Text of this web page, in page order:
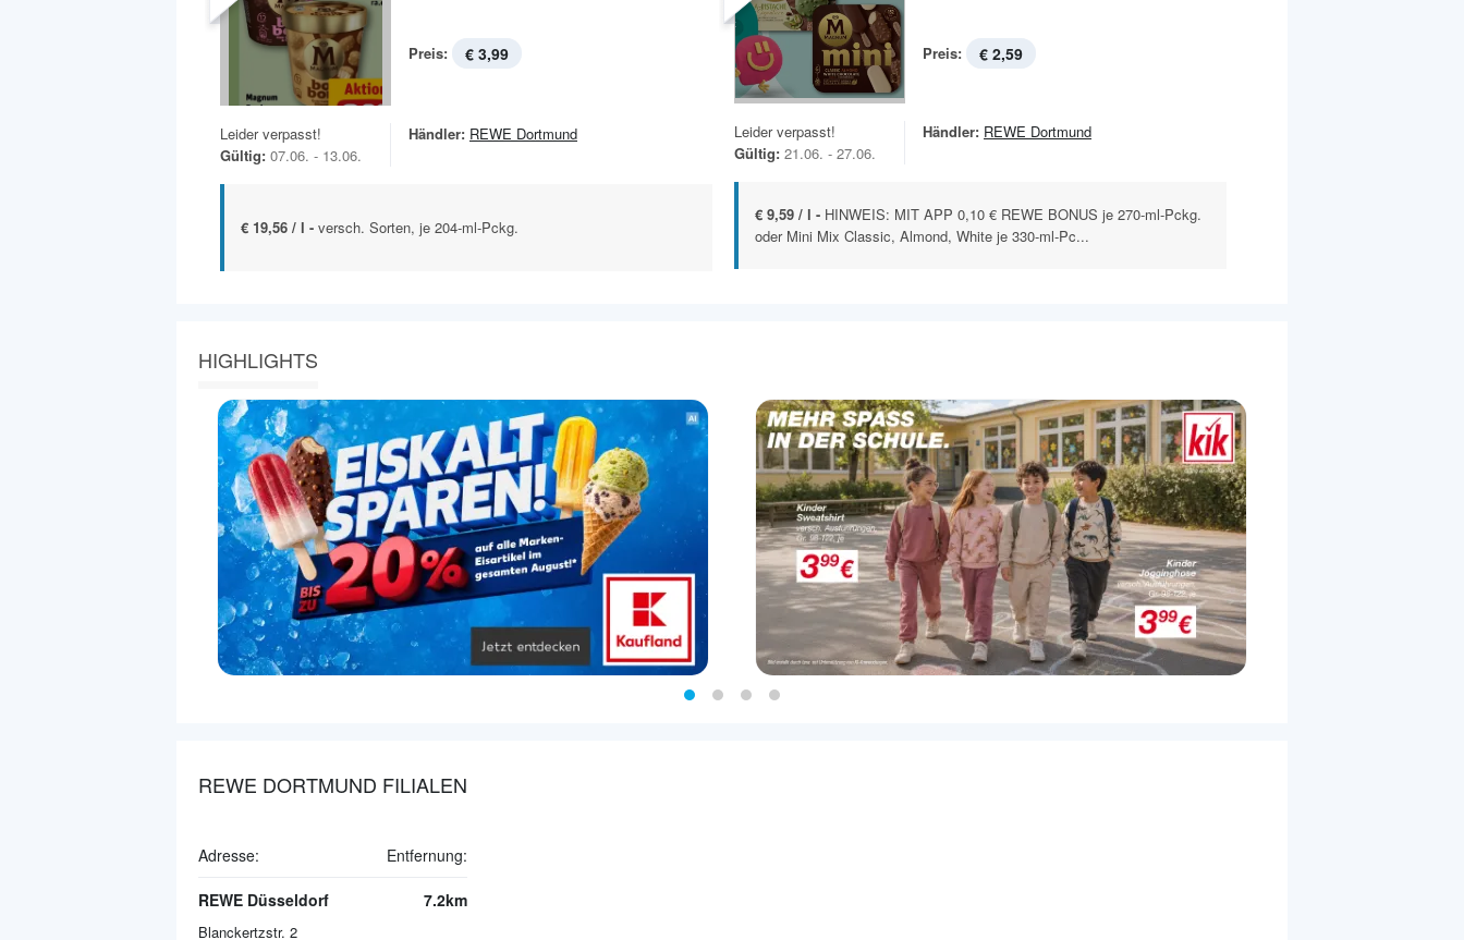
Preis: € 3,99
Leider verpasst!
Gültig: 07.06. - 13.06.
Händler: REWE Dortmund
€ 19,56 / l - versch. Sorten, je 204-ml-Pckg.
Preis: € 2,59
Leider verpasst!
Gültig: 21.06. - 27.06.
Händler: REWE Dortmund
€ 9,59 / l - HINWEIS: MIT APP 0,10 € REWE BONUS je 270-ml-Pckg.
oder Mini Mix Classic, Almond, White je 330-ml-Pc...
HIGHLIGHTS
REWE DORTMUND FILIALEN
Adresse: Entfernung:
REWE Düsseldorf
Blanckertzstr. 2
7.2km